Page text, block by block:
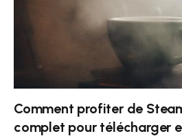
Comment profiter de
complet pour télécharger